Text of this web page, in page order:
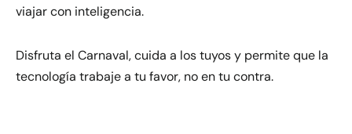
viajar con inteligencia.
Disfruta el Carnaval, cuida a los tuyos y permite que la
tecnología trabaje a tu favor, no en tu contra.